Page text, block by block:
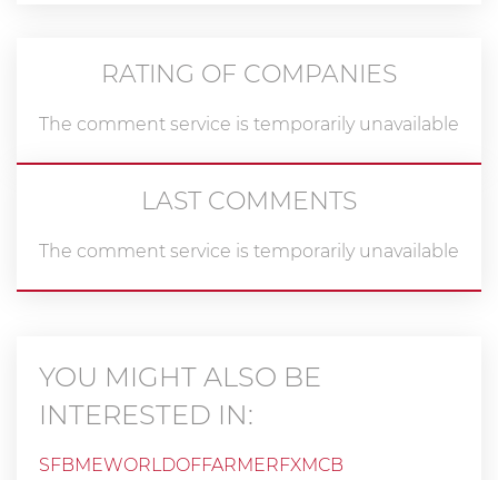
RATING OF COMPANIES
The comment service is temporarily unavailable
LAST COMMENTS
The comment service is temporarily unavailable
YOU MIGHT ALSO BE
INTERESTED IN:
SFBMEWORLDOFFARMERFXMCB